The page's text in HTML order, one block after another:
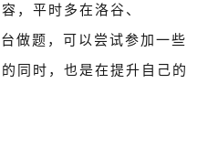
，平时多在洛谷、
做题，可以尝试参加一些
同时，也是在提升自己的